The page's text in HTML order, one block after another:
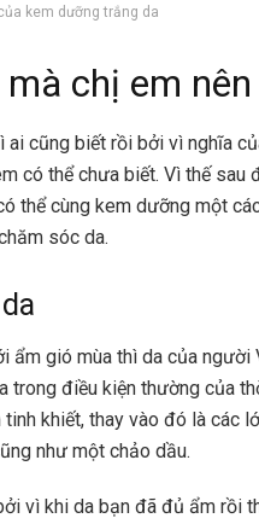
kem dưỡng trắng da
chị em
ai cũng biết rồi bởi vì nghĩa
có thể chưa biết. Vì thế sau
thể cùng kem dưỡng một
sóc da.
ẩm gió mùa thì da của người
trong điều kiện thường của
khiết, thay vào đó là các
như một chảo dầu.
vì khi da bạn đã đủ ẩm rồi